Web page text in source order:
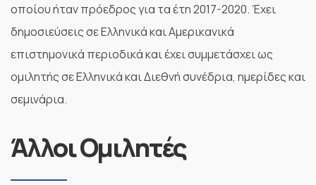
οποίου ήταν πρόεδρος για τα έτη 2017-2020. Έχει
δημοσιεύσεις σε Ελληνικά και Αμερικανικά
επιστημονικά περιοδικά και έχει συμμετάσχει ως
ομιλητής σε Ελληνικά και Διεθνή συνέδρια, ημερίδες και
σεμινάρια.
Άλλοι Ομιλητές